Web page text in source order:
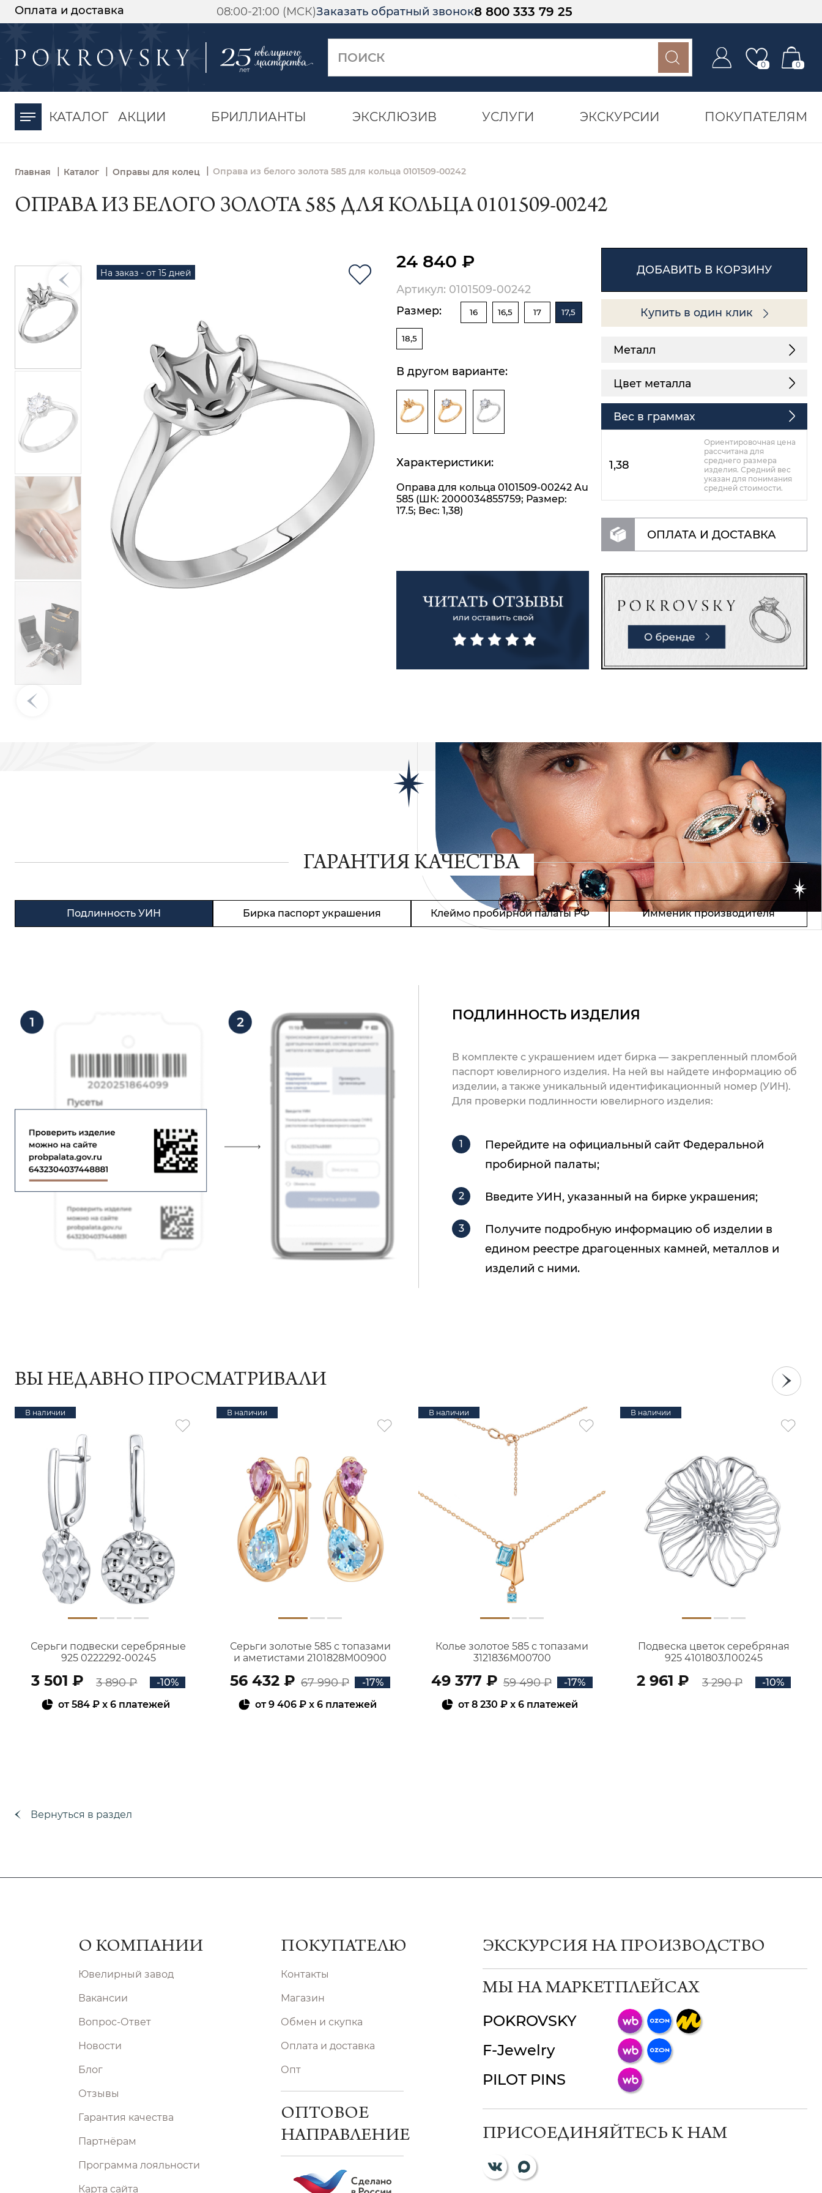
Оплата и доставка 08:00-21:00 (МСК)Заказать обратный звонок8 800 333 79 25
0 0
КАТАЛОГ АКЦИИ БРИЛЛИАНТЫ ЭКСКЛЮЗИВ УСЛУГИ ЭКСКУРСИИ ПОКУПАТЕЛЯМ
Главная | Каталог | Оправы для колец Оправа из белого золота 585 для кольца 0101509-00242
ОПРАВА ИЗ БЕЛОГО ЗОЛОТА 585 ДЛЯ КОЛЬЦА 0101509-00242
На заказ - от 15 дней
24 840 ₽
Артикул: 0101509-00242
Размер:
16 16,5 17 17,5
18,5
В другом варианте:
Характеристики:
Оправа для кольца 0101509-00242 Au
585 (ШК: 2000034855759; Размер:
17.5; Вес: 1,38)
ДОБАВИТЬ В КОРЗИНУ
Купить в один клик
Металл
Цвет металла
Вес в граммах
1,38
Ориентировочная цена
рассчитана для
среднего размера
изделия. Средний вес
указан для понимания
средней стоимости.
ОПЛАТА И ДОСТАВКА
ГАРАНТИЯ КАЧЕСТВА
Подлинность УИН Бирка паспорт украшения Клеймо пробирной палаты РФ Имменик производителя
ПОДЛИННОСТЬ ИЗДЕЛИЯ
В комплекте с украшением идет бирка — закрепленный пломбой
паспорт ювелирного изделия. На ней вы найдете информацию об
изделии, а также уникальный идентификационный номер (УИН).
Для проверки подлинности ювелирного изделия:
Перейдите на официальный сайт Федеральной
пробирной палаты;
Введите УИН, указанный на бирке украшения;
Получите подробную информацию об изделии в
едином реестре драгоценных камней, металлов и
изделий с ними.
ВЫ НЕДАВНО ПРОСМАТРИВАЛИ
В наличии
Серьги подвески серебряные
925 0222292-00245
3 501 ₽ 3 890 ₽
-10%
от584 ₽ x 6 платежей
В наличии
Серьги золотые 585 с топазами
и аметистами 2101828М00900
56 432 ₽ 67 990 ₽
-17%
от9 406 ₽ x 6 платежей
В наличии
Колье золотое 585 с топазами
3121836М00700
49 377 ₽ 59 490 ₽
-17%
от8 230 ₽x 6 платежей
В наличии
Подвеска цветок серебряная
925 4101803Л00245
2 961 ₽ 3 290 ₽ -10%
Вернуться в раздел
О КОМПАНИИ
Ювелирный завод
Вакансии
Вопрос-Ответ
Новости
Блог
Отзывы
Гарантия качества
Партнёрам
Программа лояльности
Карта сайта
ПОКУПАТЕЛЮ
Контакты
Магазин
Обмен и скупка
Оплата и доставка
Опт
ОПТОВОЕ
НАПРАВЛЕНИЕ
ЭКСКУРСИЯ НА ПРОИЗВОДСТВО
МЫ НА МАРКЕТПЛЕЙСАХ
POKROVSKY
F-Jewelry
PILOT PINS
ПРИСОЕДИНЯЙТЕСЬ К НАМ
-30%
момента оплаты
ChatApp
мессенджер!